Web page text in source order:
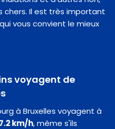
chers. Il est très important
vous convient le mieux
voyagent de
à Bruxelles voyagent à
km/h, même s'ils